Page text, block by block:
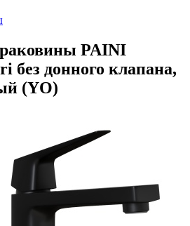
PAINI
без донного клапана,
(YO)